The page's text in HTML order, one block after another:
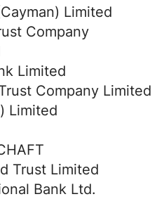
Limited
Company
Limited
Company Limited
Limited
Trust Limited
Bank Ltd.